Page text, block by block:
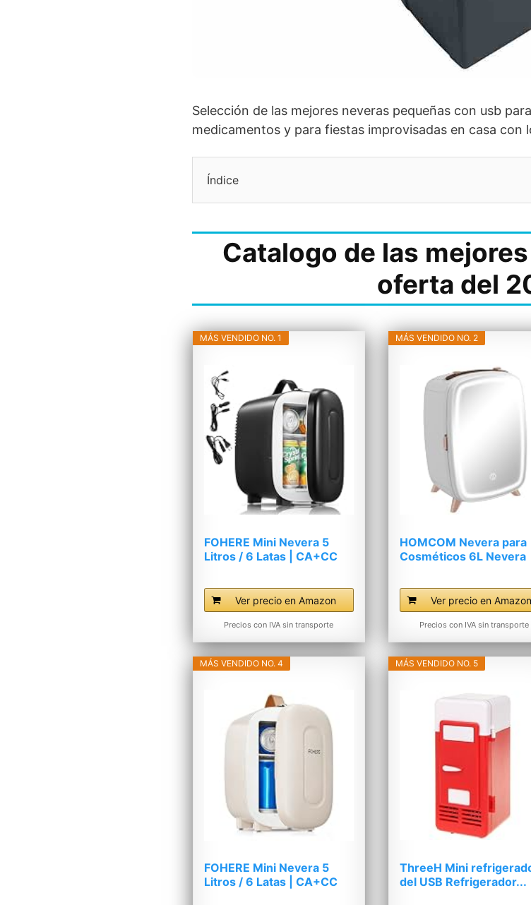
Selección de las mejores neveras pequeñas con usb
medicamentos y para fiestas improvisadas en casa con
Índice
Catalogo de las
oferta del
MÁS VENDIDO NO. 1
FOHERE Mini Nevera 5
Litros / 6 Latas | CA+CC
Ver precio en Amazon
Precios con IVA sin transporte
MÁS VENDIDO NO. 2
HOMCOM Nevera para
Cosméticos 6L Nevera
Ver precio en
Precios con IVA sin transporte
MÁS VENDIDO NO. 4
FOHERE Mini Nevera 5
Litros / 6 Latas | CA+CC
MÁS VENDIDO NO. 5
ThreeH Mini
del USB Refrigerador...